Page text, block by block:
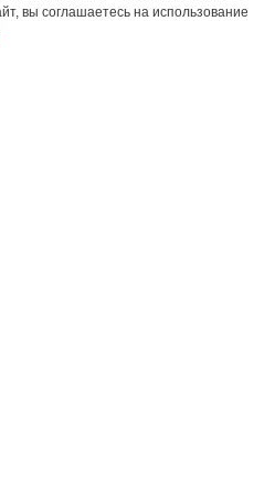
вы соглашаетесь на использование